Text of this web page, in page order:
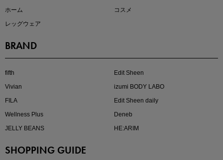
ホーム
コスメ
レッグウェア
BRAND
fifth
Edit Sheen
Vivian
izumi BODY LABO
FILA
Edit Sheen daily
Wellness Plus
Deneb
JELLY BEANS
HE:ARIM
SHOPPING GUIDE